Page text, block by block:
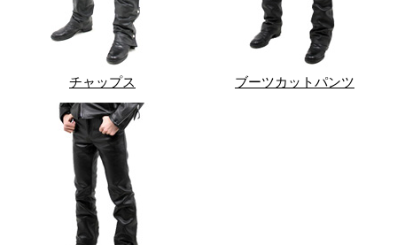
チャップス ブーツカットパンツ